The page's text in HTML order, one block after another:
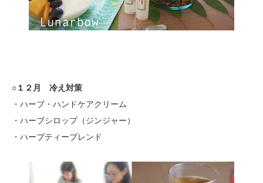
○１２月 冷え対策
・ハーブ・ハンドケアクリーム
・ハーブシロップ（ジンジャー）
・ハーブティーブレンド